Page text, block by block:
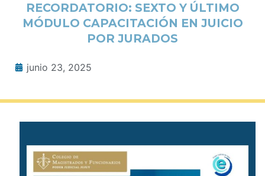
RECORDATORIO: SEXTO Y ÚLTIMO
MÓDULO CAPACITACIÓN EN JUICIO
POR JURADOS
junio 23, 2025